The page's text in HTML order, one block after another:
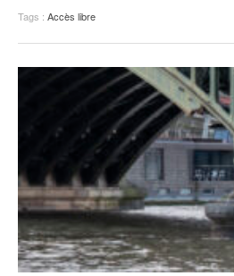
Tags : Accès libre